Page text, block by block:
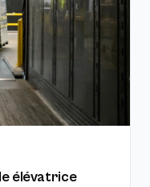
élévatrice